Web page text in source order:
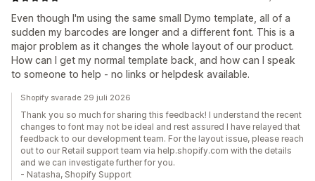
Even though I'm using the same small Dymo template, all of a
sudden my barcodes are longer and a different font. This is a
major problem as it changes the whole layout of our product.
How can I get my normal template back, and how can I speak
to someone to help - no links or helpdesk available.
Shopify svarade 29 juli 2026
Thank you so much for sharing this feedback! I understand the recent
changes to font may not be ideal and rest assured I have relayed that
feedback to our development team. For the layout issue, please reach
out to our Retail support team via help.shopify.com with the details
and we can investigate further for you.
- Natasha, Shopify Support